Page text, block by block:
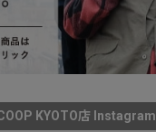
KYOTO店